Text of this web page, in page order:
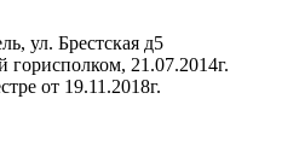
ул. Брестская д5
21.07.2014г.
от 19.11.2018г.